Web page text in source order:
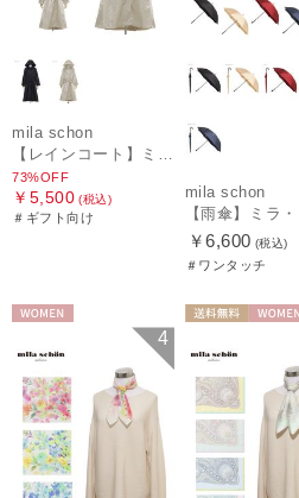
mila schon
【レインコート】ミラ・ショーン（mila schon）ステンカラーレインコート
73%OFF
￥5,500 (税込)
＃ギフト向け
mila schon
￥6,600 (税込)
＃ワンタッチ
4